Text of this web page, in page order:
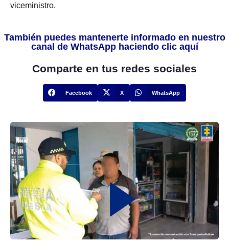
viceministro.
También puedes mantenerte informado en nuestro
canal de WhatsApp haciendo clic aquí
Comparte en tus redes sociales
Facebook X WhatsApp